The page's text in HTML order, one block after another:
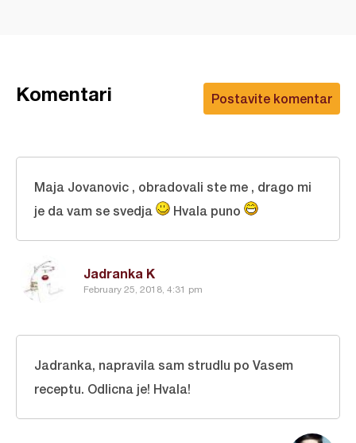
Postavite komentar
Komentari
Jadranka K
February 25, 2018, 4:31 pm
Maja Jovanovic , obradovali ste me , drago mi
je da vam se svedja
Hvala puno
Jadranka, napravila sam strudlu po Vasem
receptu. Odlicna je! Hvala!